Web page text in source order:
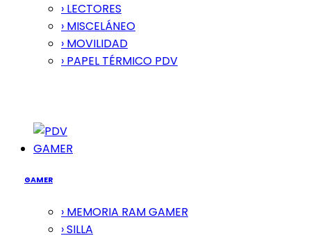
› LECTORES
› MISCELÁNEO
› MOVILIDAD
› PAPEL TÉRMICO PDV
GAMER
GAMER
› MEMORIA RAM GAMER
› SILLA